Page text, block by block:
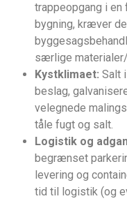
trappeopgang i
bygning, kræver
særlige
Kystklimaet: Salt
beslag,
velegnede
tåle fugt og salt.
Logistik og
begrænset
levering og
tid til logistik (og